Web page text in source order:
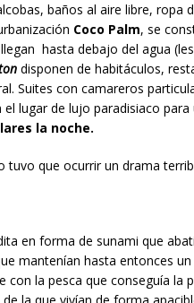
baños al aire libre, ropa
Coco Palm, se
hasta debajo del agua
disponen de habitáculos,
Suites con camareros
lugar de lujo paradisiaco para
la noche.
tuvo que ocurrir un drama
en forma de sunami que
mantenían hasta entonces
con la pesca que conseguía la